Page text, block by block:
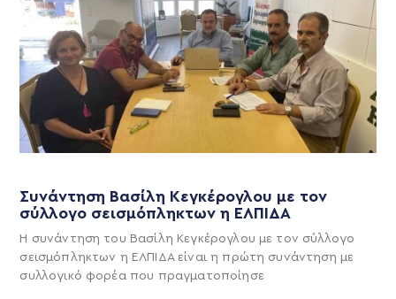
Συνάντηση Βασίλη Κεγκέρογλου με τον
σύλλογο σεισμόπληκτων η ΕΛΠΙΔΑ
Η συνάντηση του Βασίλη Κεγκέρογλου με τον σύλλογο
σεισμόπληκτων η ΕΛΠΙΔΑ είναι η πρώτη συνάντηση με
συλλογικό φορέα που πραγματοποίησε